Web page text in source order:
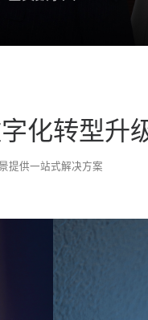
化转型升
提供一站式解决方案